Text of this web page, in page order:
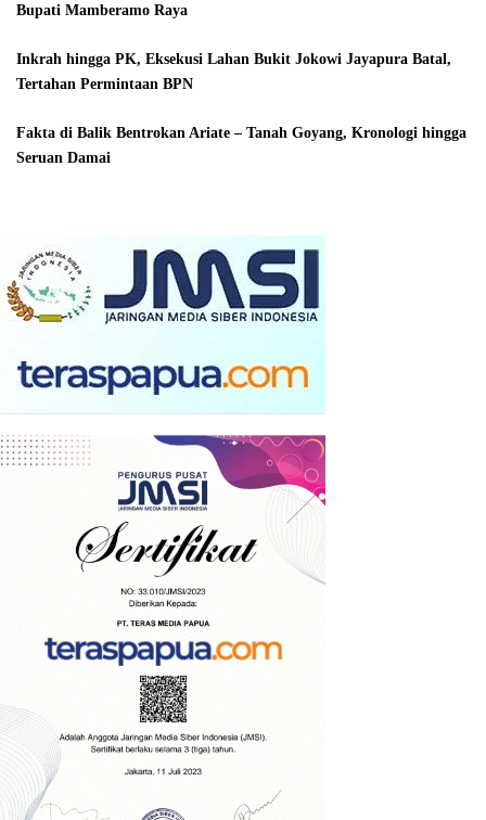
Bupati Mamberamo Raya
Inkrah hingga PK, Eksekusi Lahan Bukit Jokowi Jayapura Batal,
Tertahan Permintaan BPN
Fakta di Balik Bentrokan Ariate – Tanah Goyang, Kronologi hingga
Seruan Damai